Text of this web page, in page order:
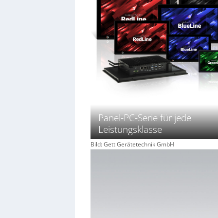
Panel-PC-Serie für jede
Leistungsklasse
Bild: Gett Gerätetechnik GmbH